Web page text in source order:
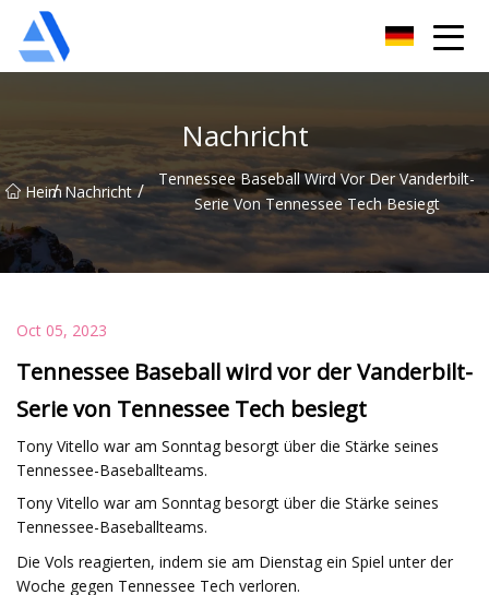
Nachricht
Heim
/ Nachricht /
Tennessee Baseball Wird Vor Der Vanderbilt-
Serie Von Tennessee Tech Besiegt
Oct 05, 2023
Tennessee Baseball wird vor der Vanderbilt-
Serie von Tennessee Tech besiegt
Tony Vitello war am Sonntag besorgt über die Stärke seines
Tennessee-Baseballteams.
Tony Vitello war am Sonntag besorgt über die Stärke seines
Tennessee-Baseballteams.
Die Vols reagierten, indem sie am Dienstag ein Spiel unter der
Woche gegen Tennessee Tech verloren.